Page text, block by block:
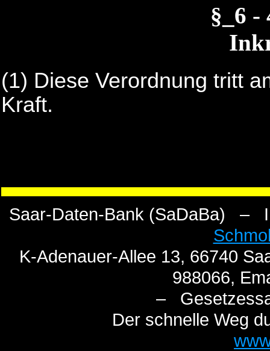
§_6 -
(1) Diese Verordnung tritt
Kraft.
Saar-Daten-Bank (SaDaBa)
K-Adenauer-Allee 13, 66740
988066,
–
Der schnelle Weg